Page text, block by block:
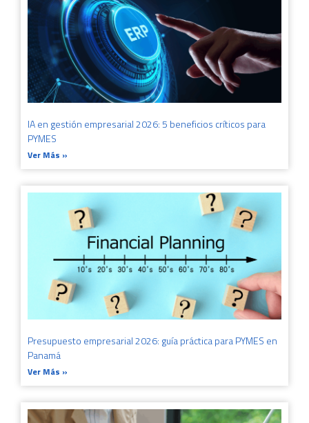
IA en gestión empresarial 2026: 5 beneficios críticos para
PYMES
Ver Más »
Presupuesto empresarial 2026: guía práctica para PYMES en
Panamá
Ver Más »